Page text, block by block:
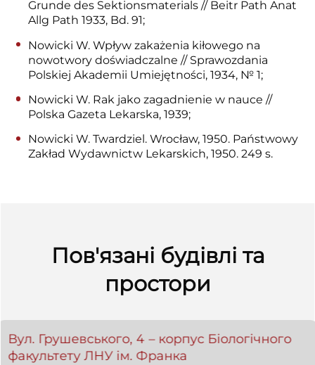
Grunde des Sektionsmaterials // Beitr Path Anat
Allg Path 1933, Bd. 91;
Nowicki W. Wpływ zakażenia kiłowego na
nowotwory doświadczalne // Sprawozdania
Polskiej Akademii Umiejętności, 1934, № 1;
Nowicki W. Rak jako zagadnienie w nauce //
Polska Gazeta Lekarska, 1939;
Nowicki W. Twardziel. Wrocław, 1950. Państwowy
Zakład Wydawnictw Lekarskich, 1950. 249 s.
Пов'язані будівлі та
простори
Вул. Грушевського, 4 – корпус Біологічного
факультету ЛНУ ім. Франка